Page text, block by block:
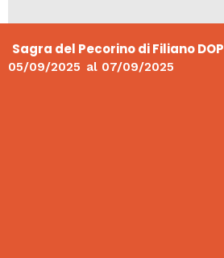
Sagra del Pecorino di Filiano DOP
05/09/2025 al 07/09/2025